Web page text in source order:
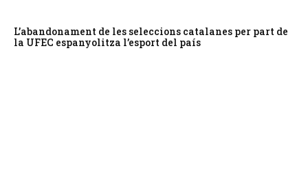
L’abandonament de les seleccions catalanes per part de
la UFEC espanyolitza l’esport del país